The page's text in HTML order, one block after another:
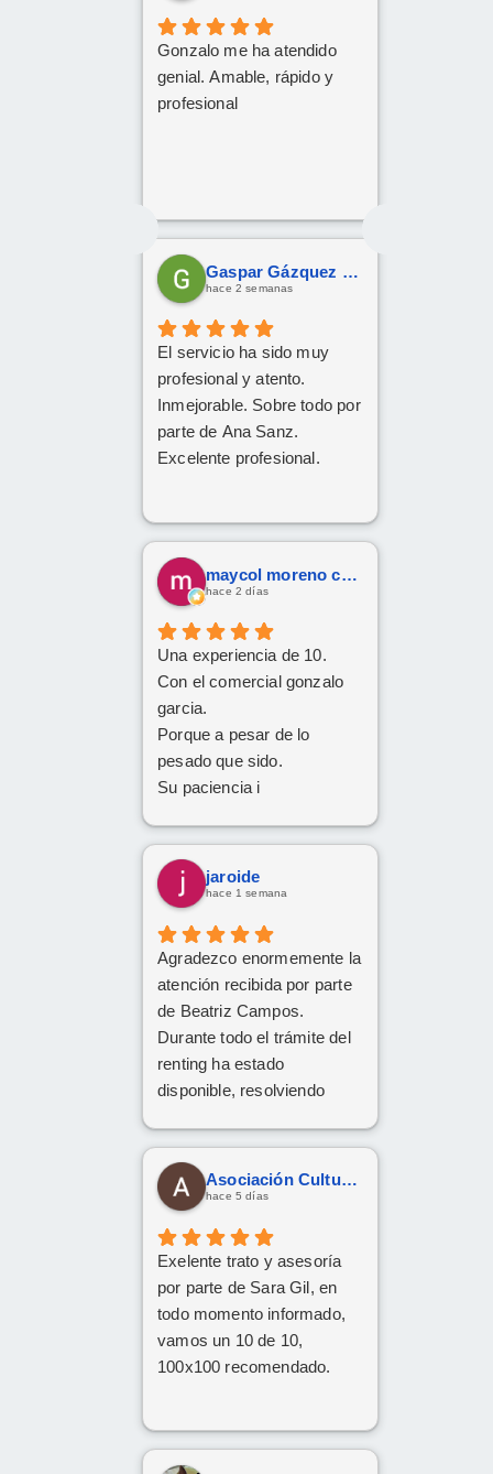
Gonzalo me ha atendido
genial. Amable, rápido y
profesional
Gaspar Gázquez Galera
hace 2 semanas
El servicio ha sido muy
profesional y atento.
Inmejorable. Sobre todo por
parte de Ana Sanz.
Excelente profesional.
maycol moreno cuervo
hace 2 días
Una experiencia de 10.
Con el comercial gonzalo
garcia.
Porque a pesar de lo
pesado que sido.
Su paciencia i
Han cumplido el sueño de
mi familia
De tener el coche deseado.
cordial
Da gusto comunicarse con
jaroide
hace 1 semana
Agradezco enormemente la
atención recibida por parte
de Beatriz Campos.
Durante todo el trámite del
renting ha estado
disponible, resolviendo
amabilidad y mucha
claridad. La gestión ha sido
rápida y profesional. ¡Cinco
Asociación Cultural Yesha
hace 5 días
Exelente trato y asesoría
por parte de Sara Gil, en
todo momento informado,
vamos un 10 de 10,
100x100 recomendado.